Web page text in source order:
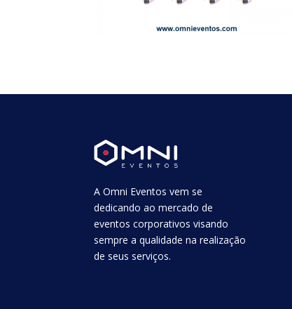
A Omni Eventos vem se
dedicando ao mercado de
eventos corporativos visando
sempre a qualidade na realização
de seus serviços.